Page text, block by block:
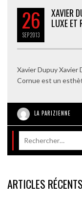
26
SEP2013
XAVIER
LUXE ET
Xavier Dupuy Xavier
Cornue est un
LA PARIZIENNE
ARTICLES RÉCENTS